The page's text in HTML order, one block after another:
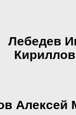
Лебедев
Алексей